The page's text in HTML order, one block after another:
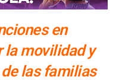
en
la movilidad y
las familias